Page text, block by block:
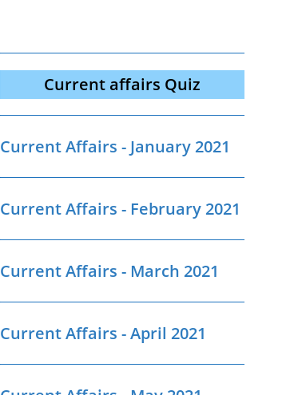
Current affairs Quiz
Current Affairs - January 2021
Current Affairs - February 2021
Current Affairs - March 2021
Current Affairs - April 2021